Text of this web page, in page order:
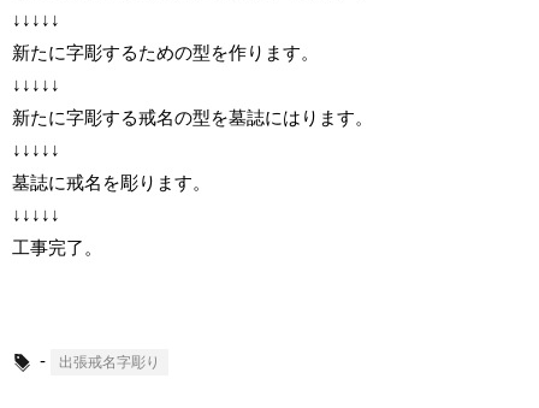
↓↓↓↓↓
新たに字彫するための型を作ります。
↓↓↓↓↓
新たに字彫する戒名の型を墓誌にはります。
↓↓↓↓↓
墓誌に戒名を彫ります。
↓↓↓↓↓
工事完了。
- 出張戒名字彫り